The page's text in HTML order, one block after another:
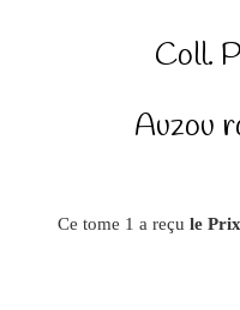
Coll.
Auzou
Ce tome 1 a reçu le